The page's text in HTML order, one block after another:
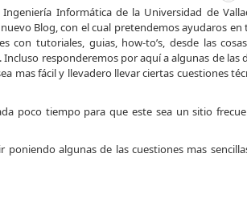
Ingeniería Informática de la Universidad de
Blog, con el cual pretendemos ayudaros en
con tutoriales, guias, how-to’s, desde las
responderemos por aquí a algunas de las
mas fácil y llevadero llevar ciertas cuestiones
poco tiempo para que este sea un sitio
algunas de las cuestiones mas